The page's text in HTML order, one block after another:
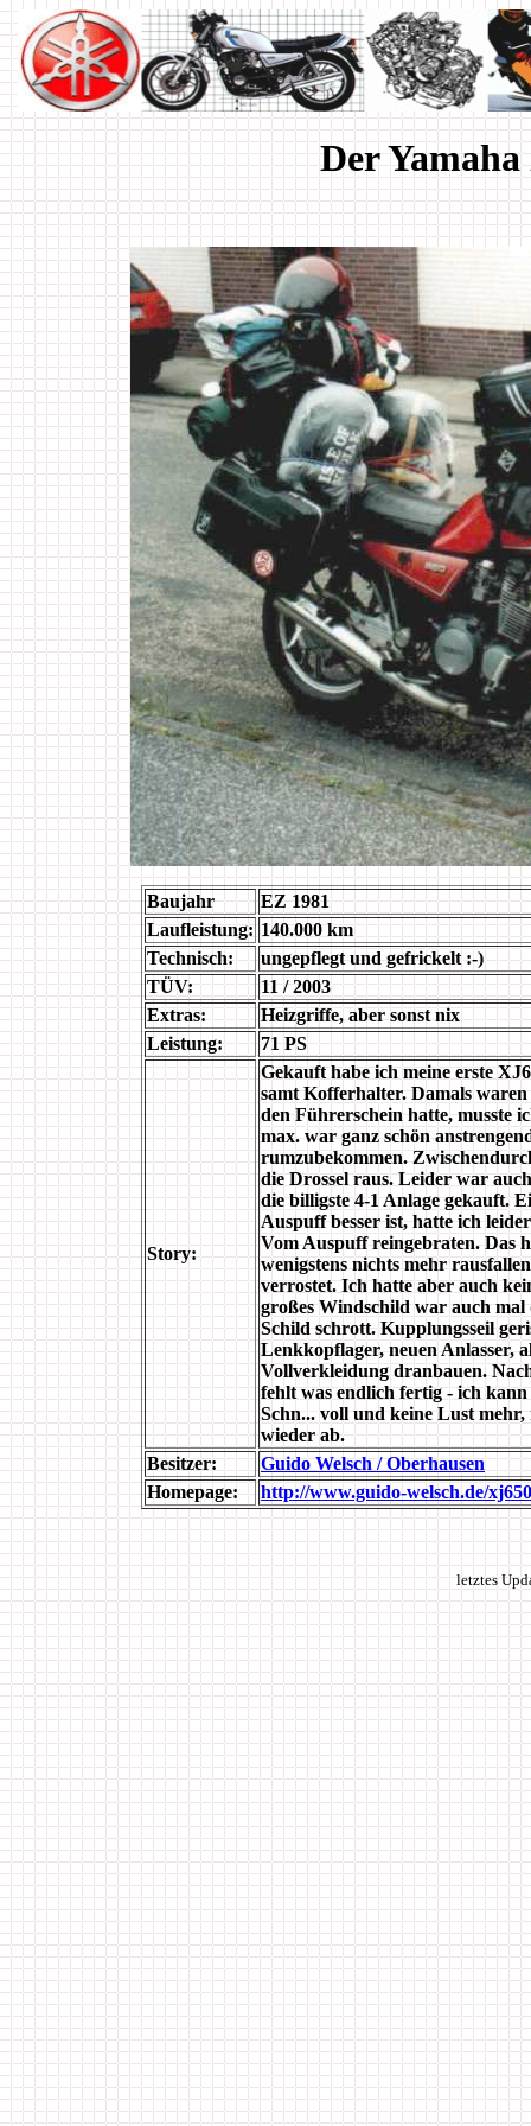
Der
Baujahr
EZ 1981
Laufleistung: 140.000 km
Technisch:
ungepflegt und gefrickelt :-)
TÜV:
11 / 2003
Extras:
Heizgriffe, aber sonst nix
Leistung:
71 PS
Story:
Gekauft habe ich meine erste
samt Kofferhalter. Damals
den Führerschein hatte, musste
max. war ganz schön
rumzubekommen.
die Drossel raus. Leider war
die billigste 4-1 Anlage gekauft.
Auspuff besser ist, hatte ich
Vom Auspuff reingebraten. Das
wenigstens nichts mehr
verrostet. Ich hatte aber auch
großes Windschild war auch
Schild schrott. Kupplungsseil
Lenkkopflager, neuen Anlasser,
Vollverkleidung dranbauen.
fehlt was endlich fertig - ich
Schn... voll und keine Lust
wieder ab.
Besitzer:
Guido Welsch / Oberhausen
Homepage:
http://www.guido-welsch.de/
letztes